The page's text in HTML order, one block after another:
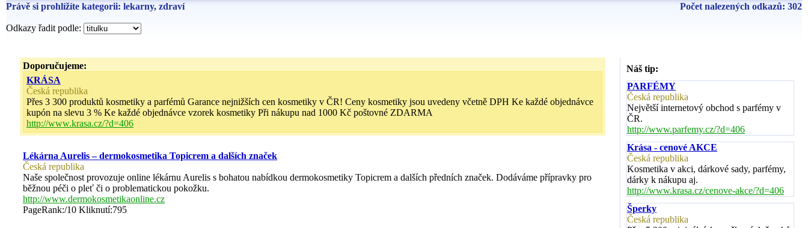
Právě si prohlížíte kategorii: lekarny, zdraví
Počet nalezených odkazů: 302
Odkazy řadit podle:
Doporučujeme:
KRÁSA
Česká republika
Přes 3 300 produktů kosmetiky a parfémů Garance nejnižších cen kosmetiky v ČR! Ceny kosmetiky jsou uvedeny včetně DPH Ke každé objednávce
kupón na slevu 3 % Ke každé objednávce vzorek kosmetiky Při nákupu nad 1000 Kč poštovné ZDARMA
http://www.krasa.cz/?d=406
Lékárna Aurelis – dermokosmetika Topicrem a dalších značek
Česká republika
Naše společnost provozuje online lékárnu Aurelis s bohatou nabídkou dermokosmetiky Topicrem a dalších předních značek. Dodáváme přípravky pro
běžnou péči o pleť či o problematickou pokožku.
http://www.dermokosmetikaonline.cz
PageRank:/10 Kliknutí:795
Náš tip:
PARFÉMY
Česká republika
Největší internetový obchod s parfémy v
ČR.
http://www.parfemy.cz/?d=406
Krása - cenové AKCE
Česká republika
Kosmetika v akci, dárkové sady, parfémy,
dárky k nákupu aj.
http://www.krasa.cz/cenove-akce/?d=406
Šperky
Česká republika